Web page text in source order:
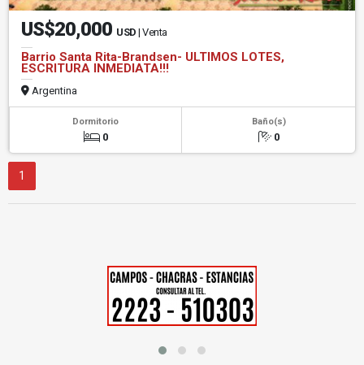
US$20,000 USD | Venta
Barrio Santa Rita-Brandsen- ULTIMOS LOTES,
ESCRITURA INMEDIATA!!!
Argentina
Dormitorio
0
Baño(s)
0
1